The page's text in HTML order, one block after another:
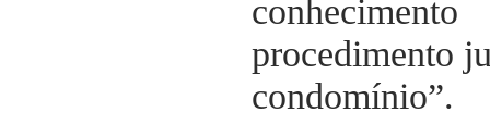
procedimento
condomínio”.